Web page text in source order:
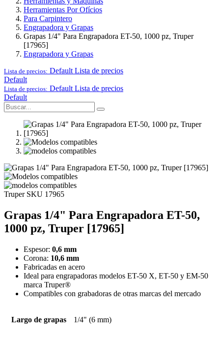
Herramientas Por Ofícios
Para Carpintero
Engrapadora y Grapas
Grapas 1/4" Para Engrapadora ET-50, 1000 pz, Truper
[17965]
Engrapadora y Grapas
Lista de precios: Default Lista de precios
Default
Lista de precios: Default Lista de precios
Default
Truper SKU 17965
Grapas 1/4" Para Engrapadora ET-50,
1000 pz, Truper [17965]
Espesor: 0,6 mm
Corona: 10,6 mm
Fabricadas en acero
Ideal para engrapadoras modelos ET-50 X, ET-50 y EM-50
marca Truper®
Compatibles con grabadoras de otras marcas del mercado
Largo de grapas 1/4" (6 mm)